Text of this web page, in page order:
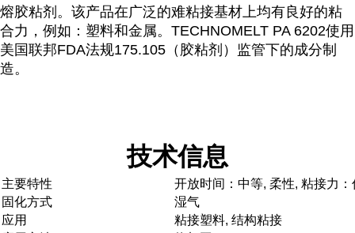
熔胶粘剂。该产品在广泛的难粘接基材上均有良好的粘
合力，例如：塑料和金属。TECHNOMELT PA 6202使用
美国联邦FDA法规175.105（胶粘剂）监管下的成分制
造。
技术信息
主要特性
开放时间：中等, 柔性, 粘接力
固化方式
湿气
应用
粘接塑料, 结构粘接